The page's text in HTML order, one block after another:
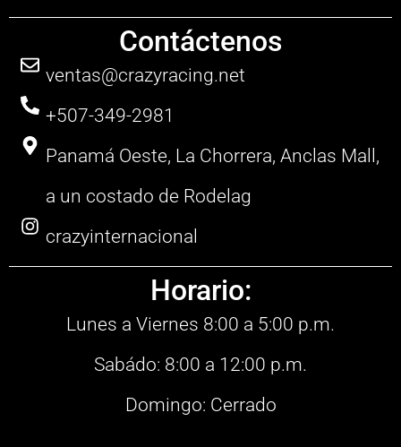
Contáctenos
ventas@crazyracing.net
+507-349-2981
Panamá Oeste, La Chorrera, Anclas Mall,
a un costado de Rodelag
crazyinternacional
Horario:
Lunes a Viernes 8:00 a 5:00 p.m.
Sabádo: 8:00 a 12:00 p.m.
Domingo: Cerrado